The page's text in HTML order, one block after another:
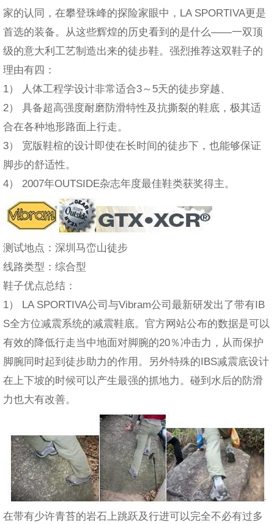
家的认同，在攀登珠峰的探险家眼中，LA SPORTIVA更是
首选的装备。从这些辉煌的历史看到的是什么——一双顶
级的意大利工艺制造出来的徒步鞋。强烈推荐这双鞋子的
理由有四：
1） 人体工程学设计非常适合3～5天的徒步穿越、
2） 具备超高强度耐磨防滑特性及抗撕裂的鞋底，极其适
合在各种地形路面上行走。
3） 宽版鞋楦的设计即使在长时间的徒步下，也能够保证
脚步的舒适性。
4） 2007年OUTSIDE杂志年度最佳鞋类获奖得主。
测试地点：深圳马峦山徒步
线路类型：综合型
鞋子优点总结：
1） LA SPORTIVA公司与Vibram公司最新研发出了带有IB
S全方位减震系统的减震鞋底。官方网站公布的数据是可以
有效的降低行走当中地面对脚腕的20％冲击力，从而保护
脚腕同时起到徒步助力的作用。另外特殊的IBS减震底设计
在上下坡的时候可以产生最强的抓地力。碰到水后的防滑
力也大有改善。
在带有少许青苔的岩石上跳跃及行进可以完全不必有过多